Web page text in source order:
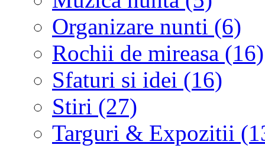
Organizare nunti (6)
Rochii de mireasa (16)
Sfaturi si idei (16)
Stiri (27)
Targuri & Expozitii